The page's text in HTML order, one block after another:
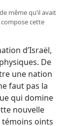
même qu’il avait
compose cette
d’Israël,
De
une nation
faut pas la
qui domine
nouvelle
oints